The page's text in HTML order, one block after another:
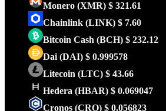
Monero (XMR) $ 321.61
Chainlink (LINK) $ 7.60
Bitcoin Cash (BCH) $ 232.12
Dai (DAI) $ 0.999578
Litecoin (LTC) $ 43.66
Hedera (HBAR) $ 0.069047
Cronos (CRO) $ 0.056823